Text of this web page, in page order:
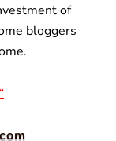
of
bloggers